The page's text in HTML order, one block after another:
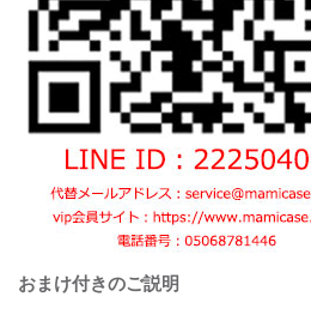
おまけ付きのご説明